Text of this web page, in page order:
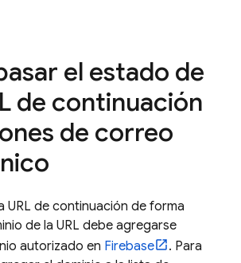
el estado de
de continuación
de correo
URL de continuación de forma
de la URL debe agregarse
autorizado en Firebase
. Para